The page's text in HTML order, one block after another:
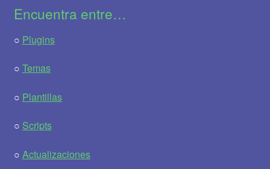
Encuentra entre…
○ Plugins
○ Temas
○ Plantillas
○ Scripts
○ Actualizaciones